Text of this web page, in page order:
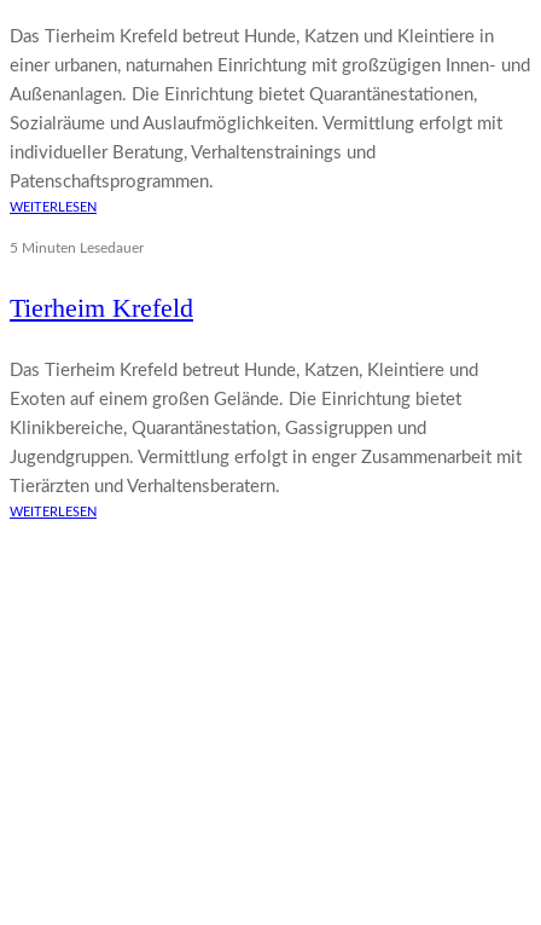
Das Tierheim Krefeld betreut Hunde, Katzen und Kleintiere in
einer urbanen, naturnahen Einrichtung mit großzügigen Innen- und
Außenanlagen. Die Einrichtung bietet Quarantänestationen,
Sozialräume und Auslaufmöglichkeiten. Vermittlung erfolgt mit
individueller Beratung, Verhaltenstrainings und
Patenschaftsprogrammen.
WEITERLESEN
5 Minuten Lesedauer
Tierheim Krefeld
Das Tierheim Krefeld betreut Hunde, Katzen, Kleintiere und
Exoten auf einem großen Gelände. Die Einrichtung bietet
Klinikbereiche, Quarantänestation, Gassigruppen und
Jugendgruppen. Vermittlung erfolgt in enger Zusammenarbeit mit
Tierärzten und Verhaltensberatern.
WEITERLESEN